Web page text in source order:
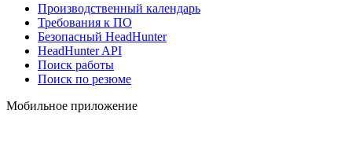
Производственный календарь
Требования к ПО
Безопасный HeadHunter
HeadHunter API
Поиск работы
Поиск по резюме
Мобильное приложение